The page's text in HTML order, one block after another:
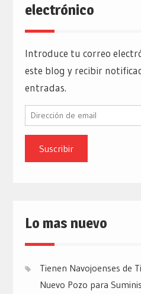
electrónico
Introduce tu correo
este blog y recibir
entradas.
Dirección
email
Lo mas nuevo
Tienen Navojoenses de
Nuevo Pozo para